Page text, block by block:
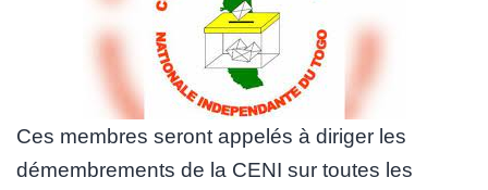
Ces membres seront appelés à diriger les
démembrements de la CENI sur toutes les